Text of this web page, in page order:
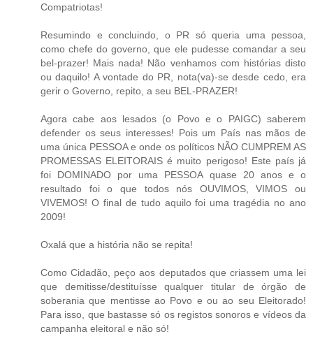
Compatriotas!
Resumindo e concluindo, o PR só queria uma pessoa,
como chefe do governo, que ele pudesse comandar a seu
bel-prazer! Mais nada! Não venhamos com histórias disto
ou daquilo! A vontade do PR, nota(va)-se desde cedo, era
gerir o Governo, repito, a seu BEL-PRAZER!
Agora cabe aos lesados (o Povo e o PAIGC) saberem
defender os seus interesses! Pois um País nas mãos de
uma única PESSOA e onde os políticos NÃO CUMPREM AS
PROMESSAS ELEITORAIS é muito perigoso! Este país já
foi DOMINADO por uma PESSOA quase 20 anos e o
resultado foi o que todos nós OUVIMOS, VIMOS ou
VIVEMOS! O final de tudo aquilo foi uma tragédia no ano
2009!
Oxalá que a história não se repita!
Como Cidadão, peço aos deputados que criassem uma lei
que demitisse/destituísse qualquer titular de órgão de
soberania que mentisse ao Povo e ou ao seu Eleitorado!
Para isso, que bastasse só os registos sonoros e vídeos da
campanha eleitoral e não só!